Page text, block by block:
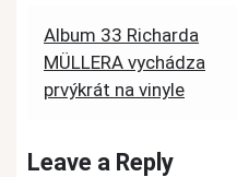
Post
navigation
Album 33 Richarda
MÜLLERA vychádza
prvýkrát na vinyle
Leave a Reply